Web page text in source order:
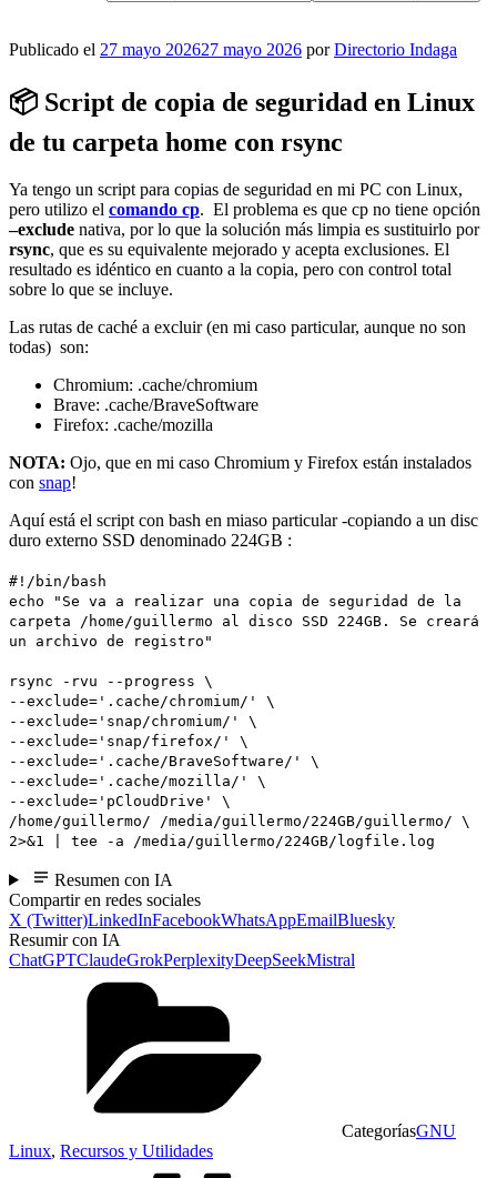
Publicado el 27 mayo 202627 mayo 2026 porDirectorio Indaga
📦 Script de copia de seguridad en Linux
de tu carpeta home con rsync
Ya tengo un script para copias de seguridad en mi PC con Linux,
pero utilizo el comando cp. El problema es que cp no tiene opción
–exclude nativa, por lo que la solución más limpia es sustituirlo por
rsync, que es su equivalente mejorado y acepta exclusiones. El
resultado es idéntico en cuanto a la copia, pero con control total
sobre lo que se incluye.
Las rutas de caché a excluir (en mi caso particular, aunque no son
todas) son:
Chromium: .cache/chromium
Brave: .cache/BraveSoftware
Firefox: .cache/mozilla
NOTA: Ojo, que en mi caso Chromium y Firefox están instalados
con snap!
Aquí está el script con bash en miaso particular -copiando a un disc
duro externo SSD denominado 224GB :
#!/bin/bash
echo "Se va a realizar una copia de seguridad de la
carpeta /home/guillermo al disco SSD 224GB. Se creará
un archivo de registro"
rsync -rvu --progress \
--exclude='.cache/chromium/' \
--exclude='snap/chromium/' \
--exclude='snap/firefox/' \
--exclude='.cache/BraveSoftware/' \
--exclude='.cache/mozilla/' \
--exclude='pCloudDrive' \
/home/guillermo/ /media/guillermo/224GB/guillermo/ \
2>&1 | tee -a /media/guillermo/224GB/logfile.log
Resumen con IA
Compartir en redes sociales
X (Twitter)LinkedInFacebookWhatsAppEmailBluesky
Resumir con IA
ChatGPTClaudeGrokPerplexityDeepSeekMistral
CategoríasGNU
Linux, Recursos y Utilidades